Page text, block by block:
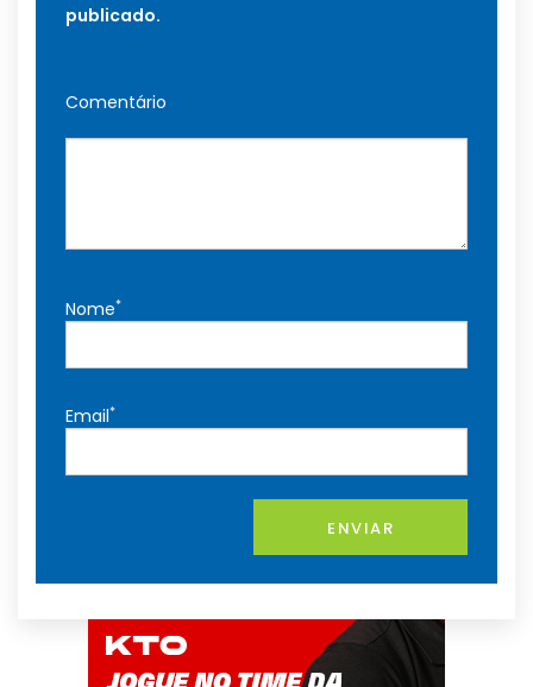
publicado.
Comentário
Nome*
Email*
ENVIAR